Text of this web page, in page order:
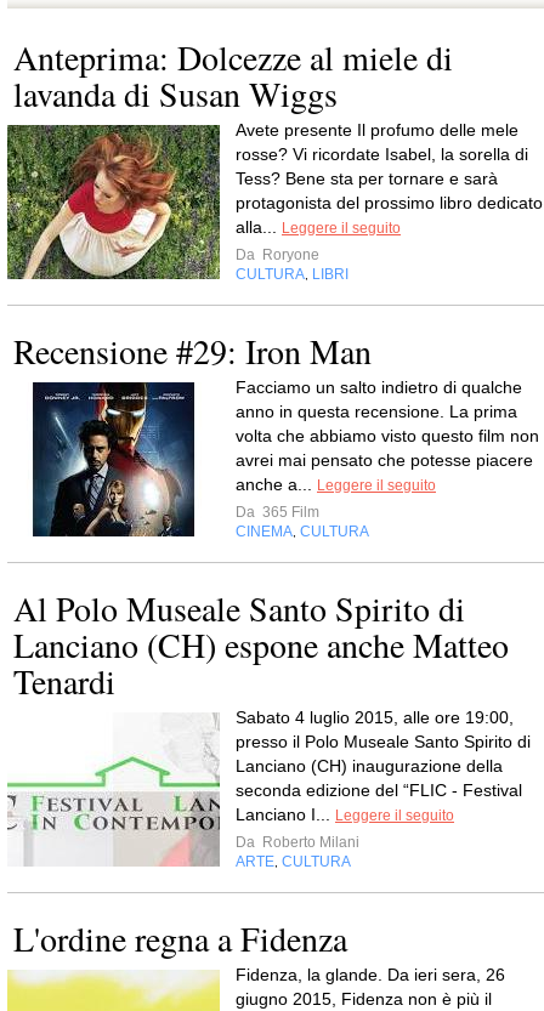
Anteprima: Dolcezze al miele di
lavanda di Susan Wiggs
Avete presente Il profumo delle mele
rosse? Vi ricordate Isabel, la sorella di
Tess? Bene sta per tornare e sarà
protagonista del prossimo libro dedicato
alla... Leggere il seguito
Da Roryone
CULTURA, LIBRI
Recensione #29: Iron Man
Facciamo un salto indietro di qualche
anno in questa recensione. La prima
volta che abbiamo visto questo film non
avrei mai pensato che potesse piacere
anche a... Leggere il seguito
Da 365 Film
CINEMA, CULTURA
Al Polo Museale Santo Spirito di
Lanciano (CH) espone anche Matteo
Tenardi
Sabato 4 luglio 2015, alle ore 19:00,
presso il Polo Museale Santo Spirito di
Lanciano (CH) inaugurazione della
seconda edizione del “FLIC - Festival
Lanciano I... Leggere il seguito
Da Roberto Milani
ARTE, CULTURA
L'ordine regna a Fidenza
Fidenza, la glande. Da ieri sera, 26
giugno 2015, Fidenza non è più il